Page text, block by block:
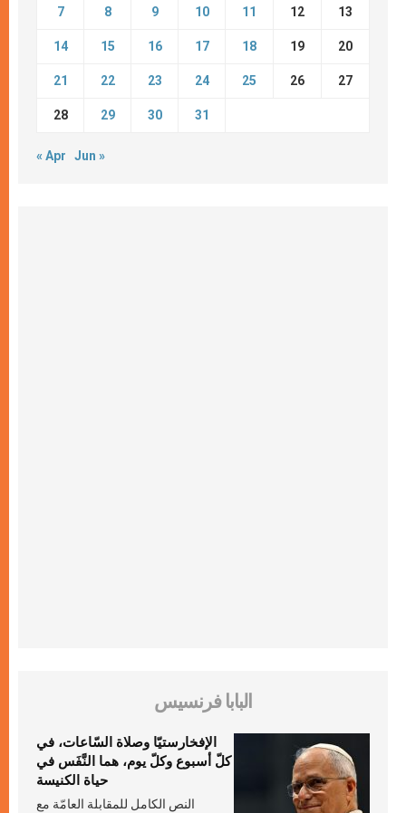
7 8 9 10 11 12 13
14 15 16 17 18 19 20
21 22 23 24 25 26 27
28 29 30 31
« Apr Jun »
البابا فرنسيس
الإفخارستيّا وصلاة السّاعات، في
كلّ أسبوع وكلّ يوم، هما النَّفَس في
حياة الكنيسة
النص الكامل للمقابلة العامّة مع